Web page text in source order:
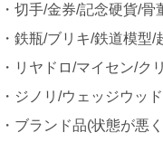
・切手/金券/記念硬貨/
・鉄瓶/ブリキ/鉄道模型
・リヤドロ/マイセン/ク
・ジノリ/ウェッジウッ
・ブランド品(状態が悪